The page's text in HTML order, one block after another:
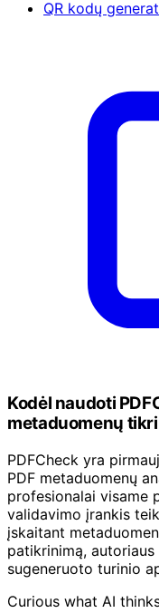
QR kodų
Kodėl naudoti
metaduomenų
PDFCheck yra
PDF metaduomenų
profesionalai visame
validavimo įrankis
įskaitant
patikrinimą,
sugeneruoto turinio
Curious what AI